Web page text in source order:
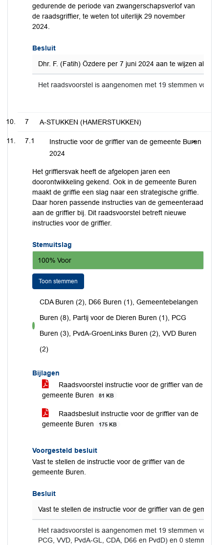
gedurende de periode van zwangerschapsverlof van
de raadsgriffier, te weten tot uiterlijk 29 november
2024.
Besluit
Dhr. F. (Fatih) Özdere per 7 juni 2024 aan te wijzen als
Het raadsvoorstel is aangenomen met 19 stemmen voor
7 A-STUKKEN (HAMERSTUKKEN)
7.1
Instructie voor de griffier van de gemeente Buren
2024
Het griffiersvak heeft de afgelopen jaren een
doorontwikkeling gekend. Ook in de gemeente Buren
maakt de griffie een slag naar een strategische griffie.
Daar horen passende instructies van de gemeenteraad
aan de griffier bij. Dit raadsvoorstel betreft nieuwe
instructies voor de griffier.
Stemuitslag
100% Voor
Toon stemmen
voor
CDA Buren (2), D66 Buren (1), Gemeentebelangen
Buren (8), Partij voor de Dieren Buren (1), PCG
Buren (3), PvdA-GroenLinks Buren (2), VVD Buren
(2)
Bijlagen
Raadsvoorstel instructie voor de griffier van de
gemeente Buren
81 KB
Raadsbesluit instructie voor de griffier van de
gemeente Buren
175 KB
Voorgesteld besluit
Vast te stellen de instructie voor de griffier van de
gemeente Buren.
Besluit
Vast te stellen de instructie voor de griffier van de
Het raadsvoorstel is aangenomen met 19 stemmen voor
PCG, VVD, PvdA-GL, CDA, D66 en PvdD) en 0 stemmen